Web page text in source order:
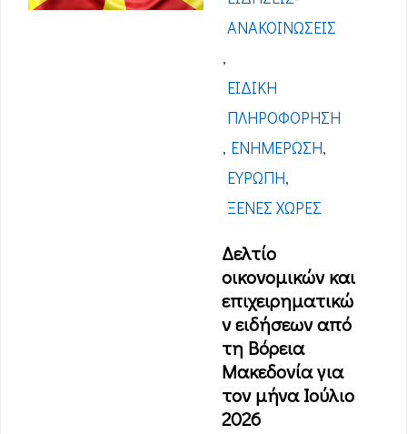
ΑΝΑΚΟΙΝΏΣΕΙΣ
,
ΕΙΔΙΚΉ
ΠΛΗΡΟΦΌΡΗΣΗ
, ΕΝΗΜΈΡΩΣΗ,
ΕΥΡΏΠΗ,
ΞΈΝΕΣ ΧΏΡΕΣ
Δελτίο
οικονομικών και
επιχειρηματικώ
ν ειδήσεων από
τη Βόρεια
Μακεδονία για
τον μήνα Ιούλιο
2026